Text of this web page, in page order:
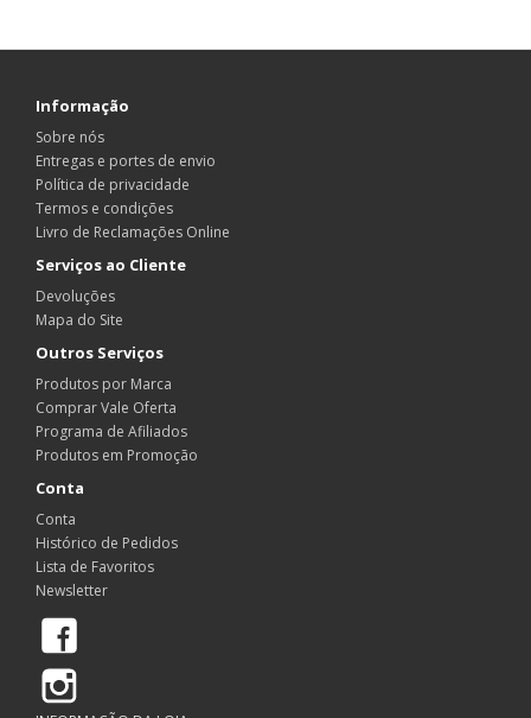
Informação
Sobre nós
Entregas e portes de envio
Política de privacidade
Termos e condições
Livro de Reclamações Online
Serviços ao Cliente
Devoluções
Mapa do Site
Outros Serviços
Produtos por Marca
Comprar Vale Oferta
Programa de Afiliados
Produtos em Promoção
Conta
Conta
Histórico de Pedidos
Lista de Favoritos
Newsletter